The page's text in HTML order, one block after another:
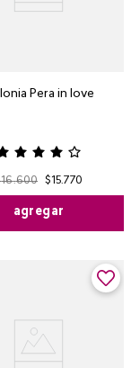
Pera in love
16.600 $15.770
agregar